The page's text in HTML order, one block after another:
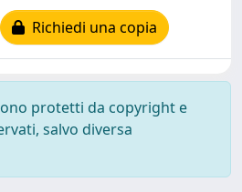
Richiedi una copia
protetti da copyright e
salvo diversa